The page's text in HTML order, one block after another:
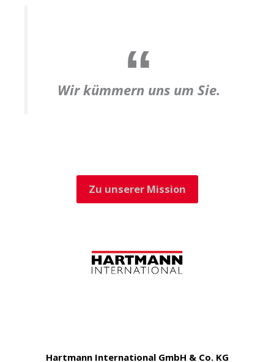
Wir kümmern uns um Sie.
Zu unserer Mission
Hartmann International GmbH & Co. KG